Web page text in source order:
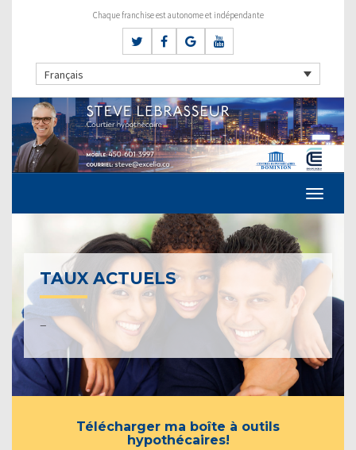
Chaque franchise est autonome et indépendante
Français
TAUX ACTUELS
–
Télécharger ma boîte à outils
hypothécaires!